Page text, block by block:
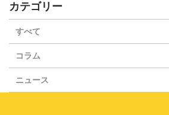
カテゴリー
すべて
コラム
ニュース